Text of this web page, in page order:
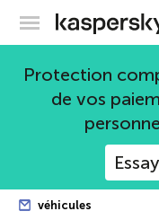
Protection
de vos
véhicules